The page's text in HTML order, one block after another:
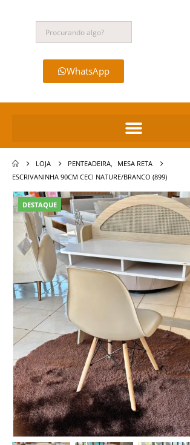
WhatsApp
LOJA PENTEADEIRA
MESA RETA
ESCRIVANINHA 90CM CECI NATURE/BRANCO (899)
DESTAQUE